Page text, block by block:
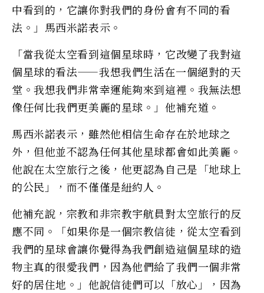
中看到的，它讓你對我們的身份會有不同的看
法。」馬西米諾表示。
「當我從太空看到這個星球時，它改變了我對這
個星球的看法——我想我們生活在一個絕對的天
堂。我想我們非常幸運能夠來到這裡。我無法想
像任何比我們更美麗的星球。」他補充道。
馬西米諾表示，雖然他相信生命存在於地球之
外，但他並不認為任何其他星球都會如此美麗。
他說在太空旅行之後，他更認為自己是「地球上
的公民」，而不僅僅是紐約人。
他補充說，宗教和非宗教宇航員對太空旅行的反
應不同。「如果你是一個宗教信徒，從太空看到
我們的星球會讓你覺得為我們創造這個星球的造
物主真的很愛我們，因為他們給了我們一個非常
好的居住地。」他說信徒們可以「放心」，因為